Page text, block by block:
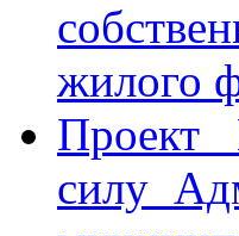
жилого
Проект
силу